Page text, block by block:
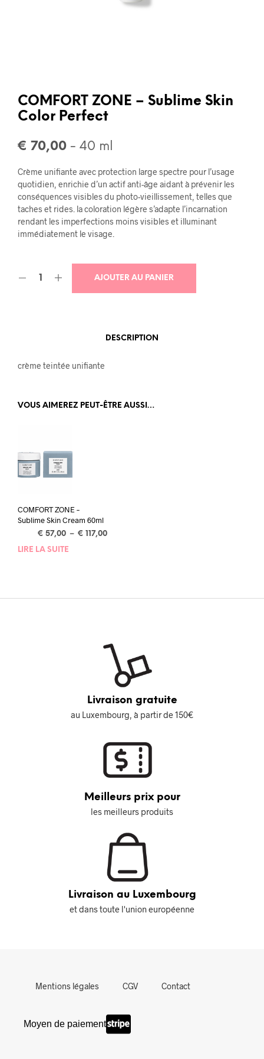
COMFORT ZONE – Sublime Skin
Color Perfect
€ 70,00 - 40 ml
Crème unifiante avec protection large spectre pour l’usage
quotidien, enrichie d’un actif anti-âge aidant à prévenir les
conséquences visibles du photo-vieillissement, telles que
taches et rides. la coloration légère s’adapte l’incarnation
rendant les imperfections moins visibles et illuminant
immédiatement le visage.
AJOUTER AU PANIER
DESCRIPTION
crème teintée unifiante
VOUS AIMEREZ PEUT-ÊTRE AUSSI…
COMFORT ZONE –
Sublime Skin Cream 60ml
€ 57,00 – € 117,00
LIRE LA SUITE
Livraison gratuite
au Luxembourg, à partir de 150€
Meilleurs prix pour
les meilleurs produits
Livraison au Luxembourg
et dans toute l'union européenne
Mentions légales CGV Contact
Moyen de paiement